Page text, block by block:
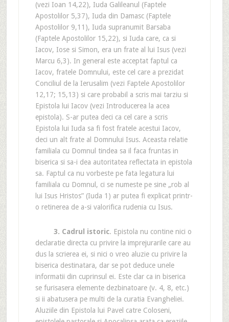
(vezi Ioan 14,22), Iuda Galileanul (Faptele
Apostolilor 5,37), Iuda din Damasc (Faptele
Apostolilor 9,11), Iuda supranumit Barsaba
(Faptele Apostolilor 15,22), si Iuda care, ca si
Iacov, Iose si Simon, era un frate al lui Isus (vezi
Marcu 6,3). In general este acceptat faptul ca
Iacov, fratele Domnului, este cel care a prezidat
Conciliul de la Ierusalim (vezi Faptele Apostolilor
12,17; 15,13) si care probabil a scris mai tarziu si
Epistola lui Iacov (vezi Introducerea la acea
epistola). S-ar putea deci ca cel care a scris
Epistola lui Iuda sa fi fost fratele acestui Iacov,
deci un alt frate al Domnului Isus. Aceasta relatie
familiala cu Domnul tindea sa il faca fruntas in
biserica si sa-i dea autoritatea reflectata in epistola
sa. Faptul ca nu vorbeste pe fata legatura lui
familiala cu Domnul, ci se numeste pe sine „rob al
lui Isus Hristos” (Iuda 1) ar putea fi explicat printr-
o retinerea de a-si valorifica rudenia cu Isus.
3. Cadrul istoric. Epistola nu contine nici o
declaratie directa cu privire la imprejurarile care au
dus la scrierea ei, si nici o vreo aluzie cu privire la
biserica destinatara, dar se pot deduce unele
informatii din cuprinsul ei. Este clar ca in biserica
se furisasera elemente dezbinatoare (v. 4, 8, etc.)
si ii abatusera pe multi de la curatia Evangheliei.
Aluziile din Epistola lui Pavel catre Coloseni,